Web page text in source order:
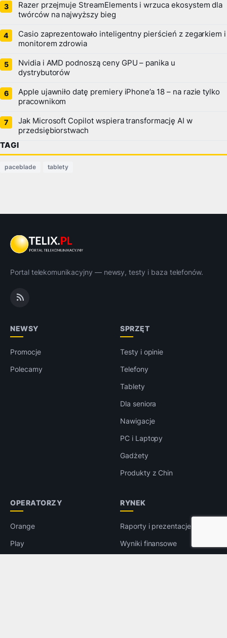
Razer przejmuje StreamElements i wrzuca ekosystem dla
twórców na najwyższy bieg
Casio zaprezentowało inteligentny pierścień z zegarkiem i
monitorem zdrowia
Nvidia i AMD podnoszą ceny GPU – panika u
dystrybutorów
Apple ujawniło datę premiery iPhone’a 18 – na razie tylko
pracownikom
Jak Microsoft Copilot wspiera transformację AI w
przedsiębiorstwach
TAGI
paceblade tablety
Portal telekomunikacyjny — newsy, testy i baza telefonów.
NEWSY
Promocje
Polecamy
SPRZĘT
Testy i opinie
Telefony
Tablety
Dla seniora
Nawigacje
PC i Laptopy
Gadżety
Produkty z Chin
OPERATORZY
Orange
Play
RYNEK
Raporty i prezentacje
Wyniki finansowe